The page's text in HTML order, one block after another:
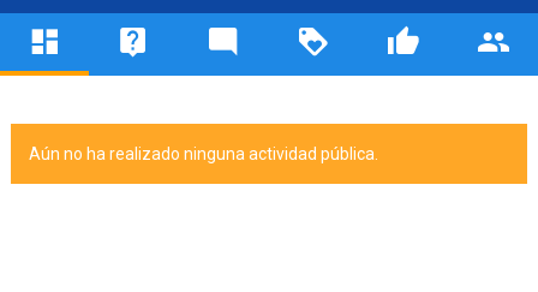
Aún no ha realizado ninguna actividad pública.